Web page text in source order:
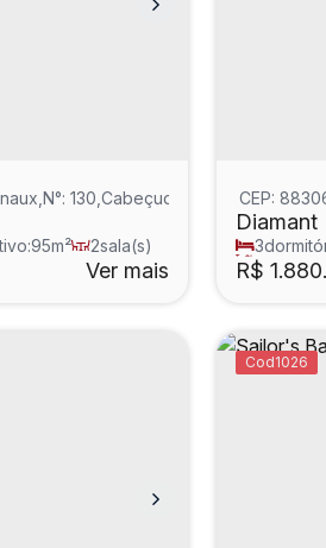
N°: 130 Cabeçudas Itajaí,Santa
95m² 2sala(s)
Ver mais
Diamant
R$
CEP:
3
total:
1026